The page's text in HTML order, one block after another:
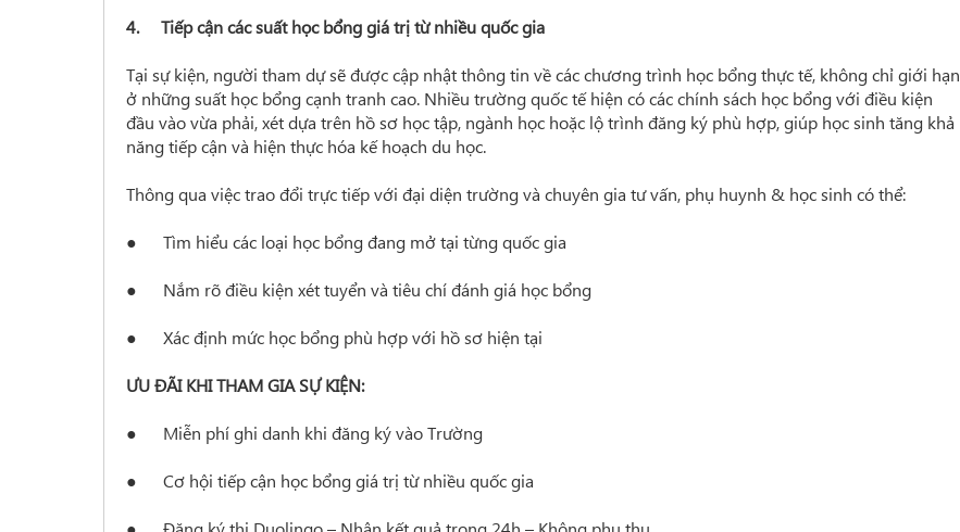
4. Tiếp cận các suất học bổng giá trị từ nhiều quốc gia
Tại sự kiện, người tham dự sẽ được cập nhật thông tin về các chương trình học bổng thực tế, không chỉ giới hạn
ở những suất học bổng cạnh tranh cao. Nhiều trường quốc tế hiện có các chính sách học bổng với điều kiện
đầu vào vừa phải, xét dựa trên hồ sơ học tập, ngành học hoặc lộ trình đăng ký phù hợp, giúp học sinh tăng khả
năng tiếp cận và hiện thực hóa kế hoạch du học.
Thông qua việc trao đổi trực tiếp với đại diện trường và chuyên gia tư vấn, phụ huynh & học sinh có thể:
● Tìm hiểu các loại học bổng đang mở tại từng quốc gia
● Nắm rõ điều kiện xét tuyển và tiêu chí đánh giá học bổng
● Xác định mức học bổng phù hợp với hồ sơ hiện tại
ƯU ĐÃI KHI THAM GIA SỰ KIỆN:
● Miễn phí ghi danh khi đăng ký vào Trường
● Cơ hội tiếp cận học bổng giá trị từ nhiều quốc gia